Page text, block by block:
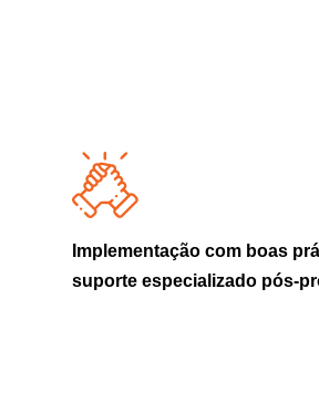
Implementação com boas
suporte especializado pós-